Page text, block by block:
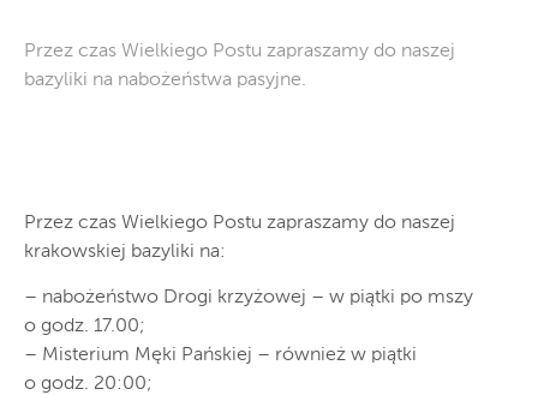
Przez czas Wielkiego Postu zapraszamy do naszej
bazyliki na nabożeństwa pasyjne.
Przez czas Wielkiego Postu zapraszamy do naszej
krakowskiej bazyliki na:
– nabożeństwo Drogi krzyżowej – w piątki po mszy
o godz. 17.00;
– Misterium Męki Pańskiej – również w piątki
o godz. 20:00;